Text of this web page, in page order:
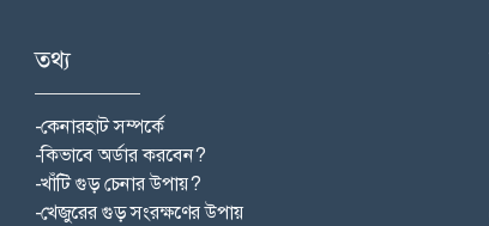
তথ্য
-কেনারহাট সম্পর্কে
-কিভাবে অর্ডার করবেন?
-খাঁটি গুড় চেনার উপায়?
-খেজুরের গুড় সংরক্ষণের উপায়